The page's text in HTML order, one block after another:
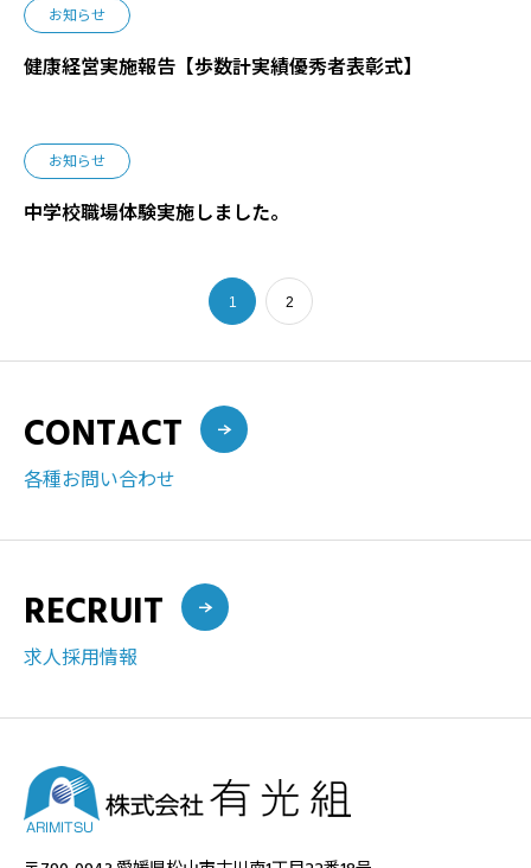
お知らせ
健康経営実施報告【歩数計実績優秀者表彰式】
お知らせ
中学校職場体験実施しました。
1 2
CONTACT
各種お問い合わせ
RECRUIT
求人採用情報